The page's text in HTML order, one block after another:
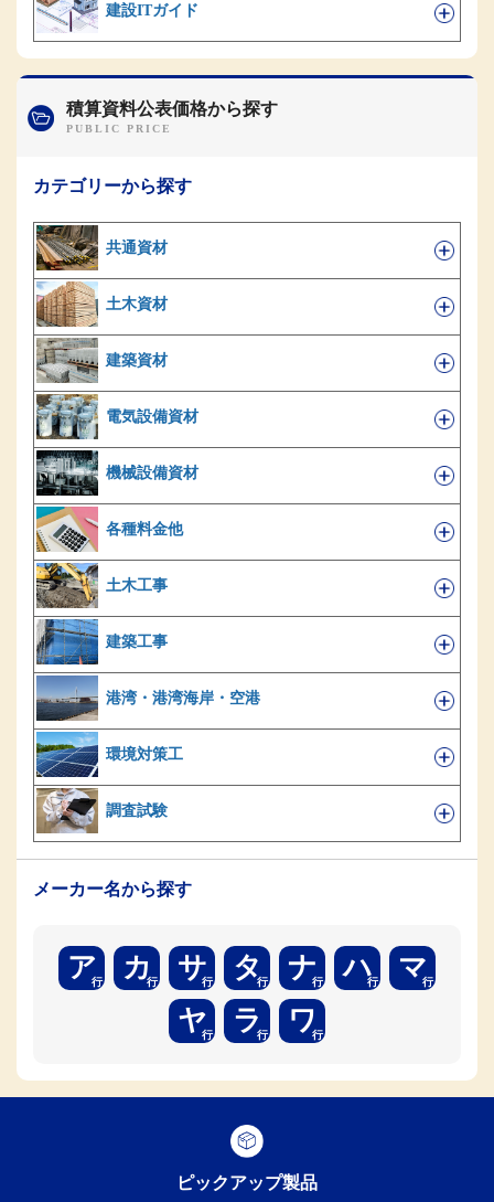
建設ITガイド
積算資料公表価格から探す
カテゴリーから探す
共通資材
土木資材
建築資材
電気設備資材
機械設備資材
各種料金他
土木工事
建築工事
港湾・港湾海岸・空港
環境対策工
調査試験
メーカー名から探す
ア カ サ タ ナ ハ
マ
ヤ
ラ ワ
ピックアップ製品